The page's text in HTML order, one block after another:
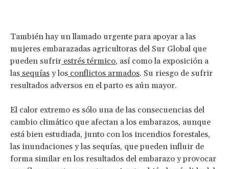
También hay un llamado urgente para apoyar a las
mujeres embarazadas agricultoras del Sur Global que
pueden sufrir estrés térmico, así como la exposición a
las sequías y los conflictos armados. Su riesgo de sufrir
resultados adversos en el parto es aún mayor.
El calor extremo es sólo una de las consecuencias del
cambio climático que afectan a los embarazos, aunque
está bien estudiada, junto con los incendios forestales,
las inundaciones y las sequías, que pueden influir de
forma similar en los resultados del embarazo y provocar